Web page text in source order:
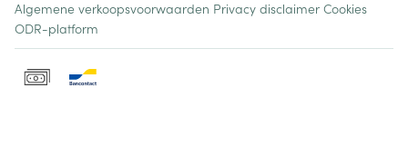
Algemene verkoopsvoorwaarden Privacy disclaimer Cookies
ODR-platform